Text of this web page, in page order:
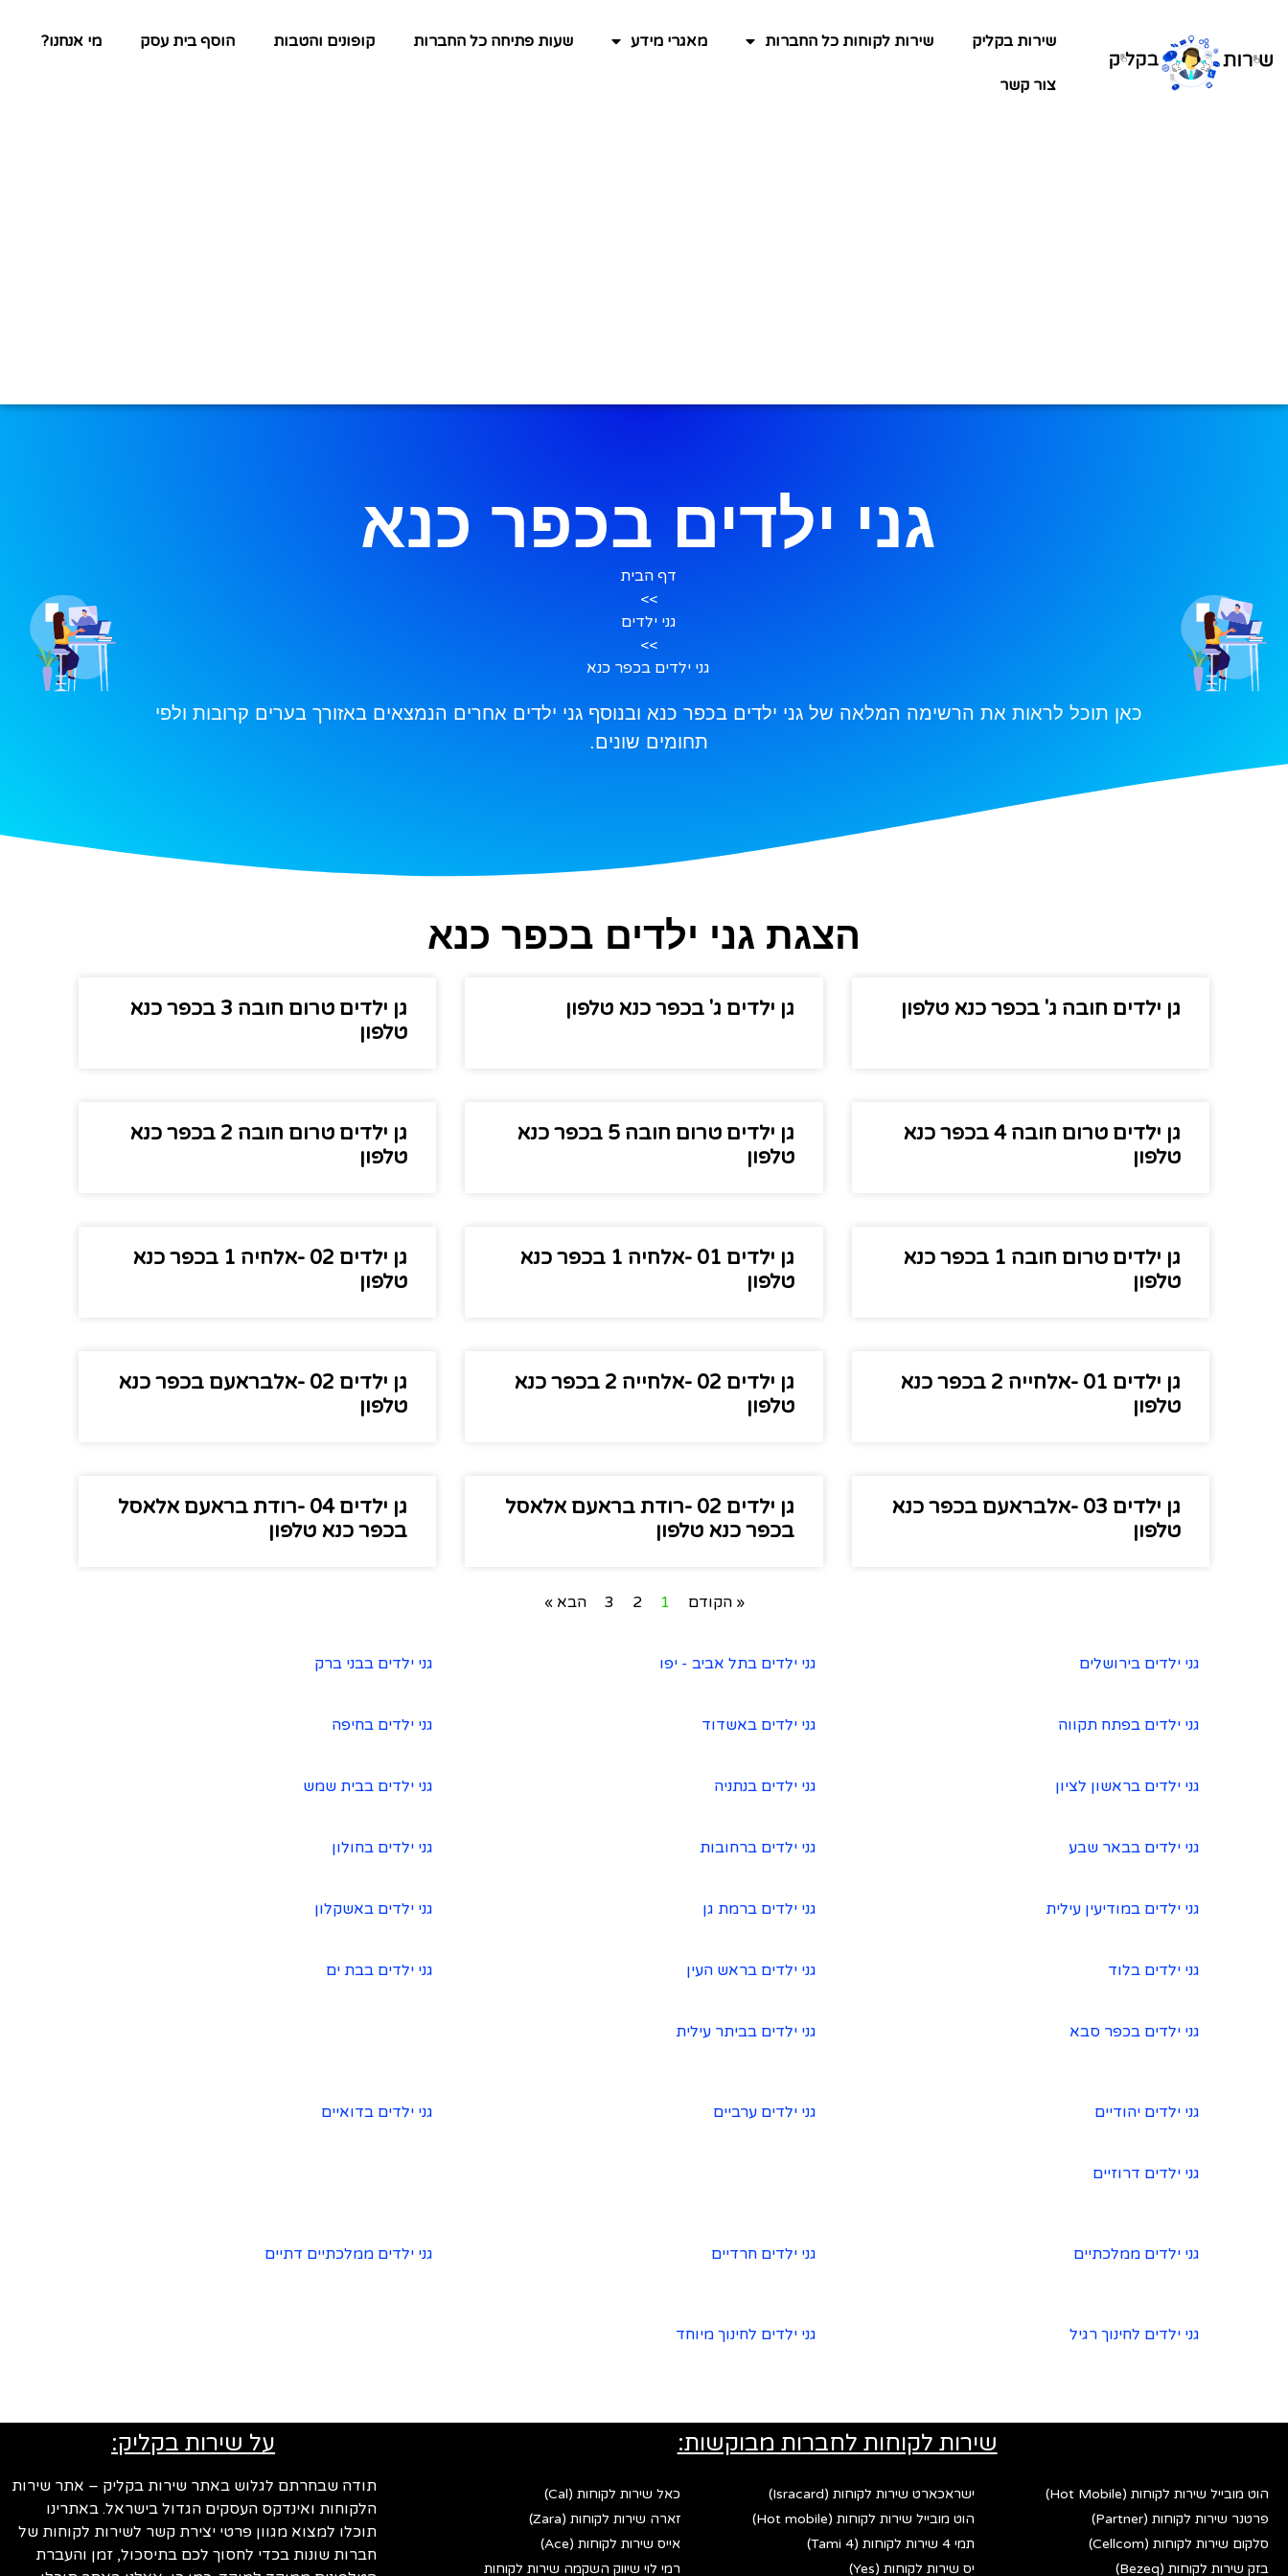
שירות בקליק שירות לקוחות כל החברות מאגרי מידע שעות פתיחה כל החברות קופונים והטבות הוסף בית עסק מי אנחנו?
צור קשר
גני ילדים בכפר כנא
דף הבית
>>
גני ילדים
>>
גני ילדים בכפר כנא
כאן תוכל לראות את הרשימה המלאה של גני ילדים בכפר כנא ובנוסף גני ילדים אחרים הנמצאים באזורך בערים קרובות ולפי
תחומים שונים.
הצגת גני ילדים בכפר כנא
גן ילדים חובה ג' בכפר כנא טלפון גן ילדים ג' בכפר כנא טלפון
גן ילדים טרום חובה 3 בכפר כנא
טלפון
גן ילדים טרום חובה 4 בכפר כנא
טלפון
גן ילדים טרום חובה 5 בכפר כנא
טלפון
גן ילדים טרום חובה 2 בכפר כנא
טלפון
גן ילדים טרום חובה 1 בכפר כנא
טלפון
גן ילדים 01 -אלחיה 1 בכפר כנא
טלפון
גן ילדים 02 -אלחיה 1 בכפר כנא
טלפון
גן ילדים 01 -אלחייה 2 בכפר כנא
טלפון
גן ילדים 02 -אלחייה 2 בכפר כנא
טלפון
גן ילדים 02 -אלבראעם בכפר כנא
טלפון
גן ילדים 03 -אלבראעם בכפר כנא
טלפון
גן ילדים 02 -רודת בראעם אלאסל
בכפר כנא טלפון
גן ילדים 04 -רודת בראעם אלאסל
בכפר כנא טלפון
« הקודם 1
2
3 הבא »
גני ילדים בירושלים גני ילדים בתל אביב - יפו גני ילדים בבני ברק
גני ילדים בפתח תקווה גני ילדים באשדוד גני ילדים בחיפה
גני ילדים בראשון לציון גני ילדים בנתניה גני ילדים בבית שמש
גני ילדים בבאר שבע גני ילדים ברחובות גני ילדים בחולון
גני ילדים במודיעין עילית גני ילדים ברמת גן גני ילדים באשקלון
גני ילדים בלוד גני ילדים בראש העין גני ילדים בבת ים
גני ילדים בכפר סבא גני ילדים בביתר עילית
גני ילדים יהודיים גני ילדים ערביים גני ילדים בדואיים
גני ילדים דרוזיים
גני ילדים ממלכתיים גני ילדים חרדיים גני ילדים ממלכתיים דתיים
גני ילדים לחינוך רגיל גני ילדים לחינוך מיוחד
שירות לקוחות לחברות מבוקשות:
הוט מובייל שירות לקוחות (Hot Mobile)
פרטנר שירות לקוחות (Partner)
סלקום שירות לקוחות (Cellcom)
בזק שירות לקוחות (Bezeq)
ישראכארט שירות לקוחות (Isracard)
הוט מובייל שירות לקוחות (Hot mobile)
תמי 4 שירות לקוחות (Tami 4)
יס שירות לקוחות (Yes)
כאל שירות לקוחות (Cal)
זארה שירות לקוחות (Zara)
אייס שירות לקוחות (Ace)
רמי לוי שיווק השקמה שירות לקוחות
על שירות בקליק:
תודה שבחרתם לגלוש באתר שירות בקליק – אתר שירות
הלקוחות ואינדקס העסקים הגדול בישראל. באתרינו
תוכלו למצוא מגוון פרטי יצירת קשר לשירות לקוחות של
חברות שונות בכדי לחסוך לכם בתיסכול, זמן והעברת